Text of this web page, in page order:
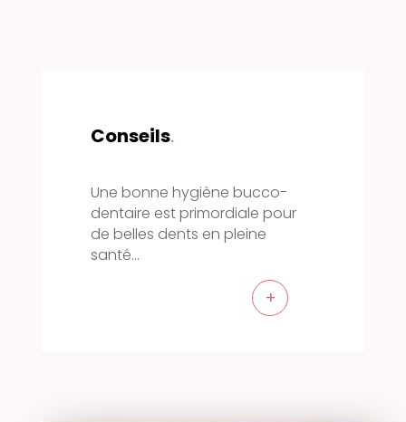
Conseils.
Une bonne hygiène bucco-
dentaire est primordiale pour
de belles dents en pleine
santé…
+